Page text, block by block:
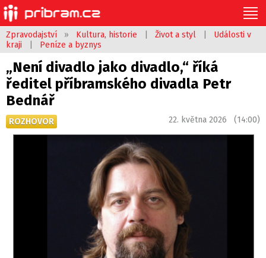
Zpravodajství » Kultura, historie Život a styl
Události v
kraji
Peníze a byznys
„Není divadlo jako divadlo,“ říká
ředitel příbramského divadla Petr
Bednář
ROZHOVOR 22. května 2026 (14:00)